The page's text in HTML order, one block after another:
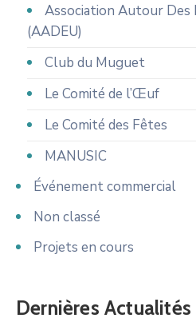
Association Autour Des
(AADEU)
Club du Muguet
Le Comité de l’Œuf
Le Comité des Fêtes
MANUSIC
Événement commercial
Non classé
Projets en cours
Dernières Actualités